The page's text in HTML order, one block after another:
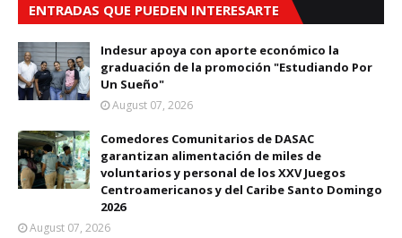
ENTRADAS QUE PUEDEN INTERESARTE
Indesur apoya con aporte económico la
graduación de la promoción "Estudiando Por
Un Sueño"
August 07, 2026
Comedores Comunitarios de DASAC
garantizan alimentación de miles de
voluntarios y personal de los XXV Juegos
Centroamericanos y del Caribe Santo Domingo
2026
August 07, 2026